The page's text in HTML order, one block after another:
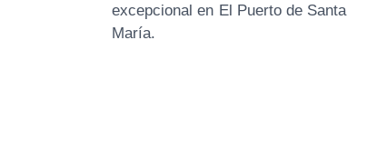
excepcional en El Puerto de Santa
María.